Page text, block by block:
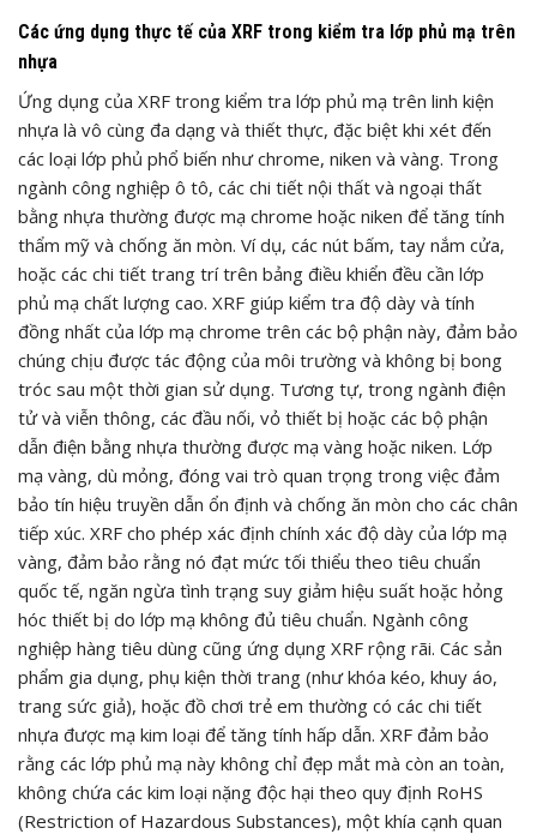
Các ứng dụng thực tế của XRF trong kiểm tra lớp phủ mạ trên
nhựa
Ứng dụng của XRF trong kiểm tra lớp phủ mạ trên linh kiện
nhựa là vô cùng đa dạng và thiết thực, đặc biệt khi xét đến
các loại lớp phủ phổ biến như chrome, niken và vàng. Trong
ngành công nghiệp ô tô, các chi tiết nội thất và ngoại thất
bằng nhựa thường được mạ chrome hoặc niken để tăng tính
thẩm mỹ và chống ăn mòn. Ví dụ, các nút bấm, tay nắm cửa,
hoặc các chi tiết trang trí trên bảng điều khiển đều cần lớp
phủ mạ chất lượng cao. XRF giúp kiểm tra độ dày và tính
đồng nhất của lớp mạ chrome trên các bộ phận này, đảm bảo
chúng chịu được tác động của môi trường và không bị bong
tróc sau một thời gian sử dụng. Tương tự, trong ngành điện
tử và viễn thông, các đầu nối, vỏ thiết bị hoặc các bộ phận
dẫn điện bằng nhựa thường được mạ vàng hoặc niken. Lớp
mạ vàng, dù mỏng, đóng vai trò quan trọng trong việc đảm
bảo tín hiệu truyền dẫn ổn định và chống ăn mòn cho các chân
tiếp xúc. XRF cho phép xác định chính xác độ dày của lớp mạ
vàng, đảm bảo rằng nó đạt mức tối thiểu theo tiêu chuẩn
quốc tế, ngăn ngừa tình trạng suy giảm hiệu suất hoặc hỏng
hóc thiết bị do lớp mạ không đủ tiêu chuẩn. Ngành công
nghiệp hàng tiêu dùng cũng ứng dụng XRF rộng rãi. Các sản
phẩm gia dụng, phụ kiện thời trang (như khóa kéo, khuy áo,
trang sức giả), hoặc đồ chơi trẻ em thường có các chi tiết
nhựa được mạ kim loại để tăng tính hấp dẫn. XRF đảm bảo
rằng các lớp phủ mạ này không chỉ đẹp mắt mà còn an toàn,
không chứa các kim loại nặng độc hại theo quy định RoHS
(Restriction of Hazardous Substances), một khía cạnh quan